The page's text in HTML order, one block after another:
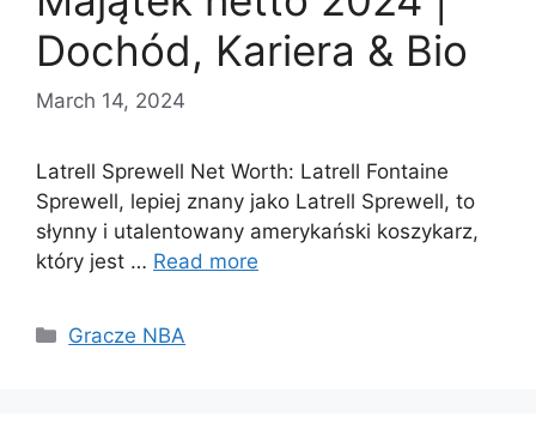
Dochód, Kariera & Bio
March 14, 2024
Latrell Sprewell Net Worth: Latrell Fontaine
Sprewell, lepiej znany jako Latrell Sprewell, to
słynny i utalentowany amerykański koszykarz,
który jest … Read more
Categories
Gracze NBA